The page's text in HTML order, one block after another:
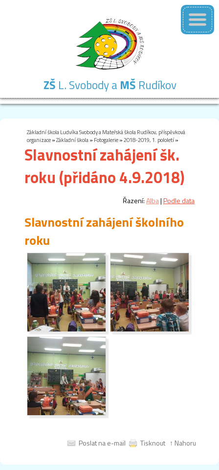
ZŠ L. Svobody a MŠ Rudíkov
Základní škola Ludvíka Svobody a Mateřská škola Rudíkov, příspěvková
organizace»Základní škola» Fotogalerie»2018-2019, 1. pololetí»
Slavnostní zahájení šk.
roku (přidáno 4.9.2018)
Řazení:Alba|Podle data
Slavnostní zahájení školního
roku
Poslat na e-mail Tisknout ↑ Nahoru